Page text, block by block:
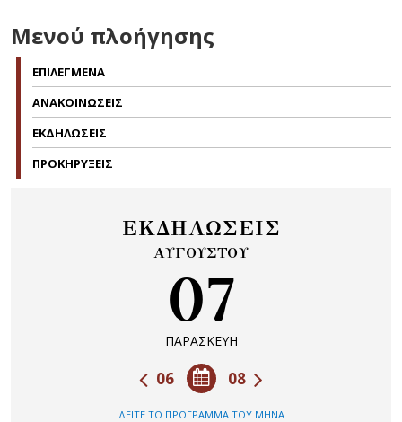
Μενού πλοήγησης
ΕΠΙΛΕΓΜΕΝΑ
ΑΝΑΚΟΙΝΩΣΕΙΣ
ΕΚΔΗΛΩΣΕΙΣ
ΠΡΟΚΗΡΥΞΕΙΣ
ΕΚΔΗΛΩΣΕΙΣ
ΑΥΓΟΥΣΤΟΥ
07
ΠΑΡΑΣΚΕΥΗ
08
06
ΔΕΙΤΕ ΤΟ ΠΡΟΓΡΑΜΜΑ ΤΟΥ ΜΗΝΑ